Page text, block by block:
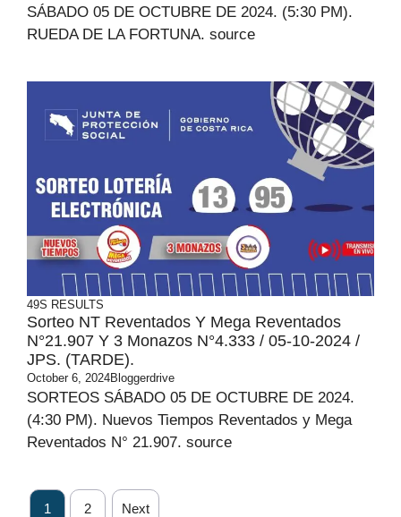
SÁBADO 05 DE OCTUBRE DE 2024. (5:30 PM).
RUEDA DE LA FORTUNA. source
49S RESULTS
Sorteo NT Reventados Y Mega Reventados
N°21.907 Y 3 Monazos N°4.333 / 05-10-2024 /
JPS. (TARDE).
October 6, 2024Bloggerdrive
SORTEOS SÁBADO 05 DE OCTUBRE DE 2024.
(4:30 PM). Nuevos Tiempos Reventados y Mega
Reventados N° 21.907. source
1 2 Next